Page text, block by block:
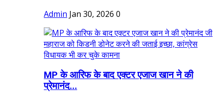
Admin Jan 30, 2026 0
MP के आरिफ के बाद एक्टर एजाज खान ने की
प्रेमानंद...